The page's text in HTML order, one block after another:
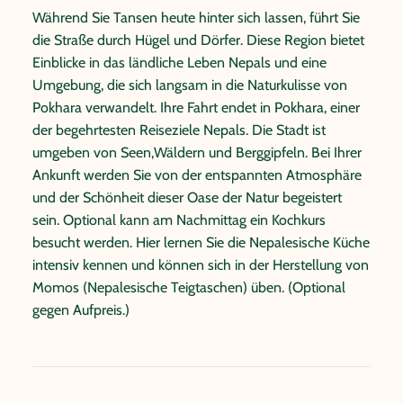
Während Sie Tansen heute hinter sich lassen, führt Sie
die Straße durch Hügel und Dörfer. Diese Region bietet
Einblicke in das ländliche Leben Nepals und eine
Umgebung, die sich langsam in die Naturkulisse von
Pokhara verwandelt. Ihre Fahrt endet in Pokhara, einer
der begehrtesten Reiseziele Nepals. Die Stadt ist
umgeben von Seen,Wäldern und Berggipfeln. Bei Ihrer
Ankunft werden Sie von der entspannten Atmosphäre
und der Schönheit dieser Oase der Natur begeistert
sein. Optional kann am Nachmittag ein Kochkurs
besucht werden. Hier lernen Sie die Nepalesische Küche
intensiv kennen und können sich in der Herstellung von
Momos (Nepalesische Teigtaschen) üben. (Optional
gegen Aufpreis.)